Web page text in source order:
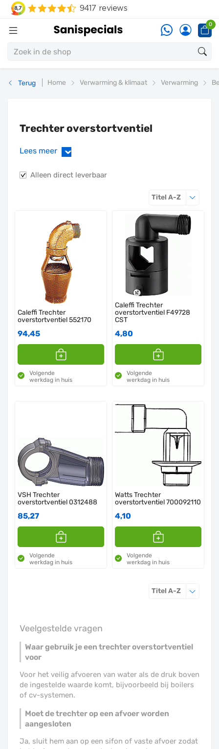
0
Terug Home Verwarming & klimaat Verwarming
Trechter overstortventiel
Lees meer ›
Alleen direct leverbaar
Titel A-ZSorteren op
Caleffi Trechter
overstortventiel 552170
94,45
Volgende
werkdag in huis
Caleffi Trechter
overstortventiel F49728
CST
4,80
Volgende
werkdag in huis
VSH Trechter
overstortventiel 0312488
85,27
Volgende
werkdag in huis
Watts Trechter
overstortventiel 700092110
4,10
Volgende
werkdag in huis
Titel A-ZSorteren op
Veelgestelde vragen
Waar gebruik je een trechter overstortventiel
voor
Voor het veilig afvoeren van water als de druk boven
de ingestelde waarde komt, bijvoorbeeld bij boilers
of cv-systemen.
Moet de trechter op een afvoer worden
aangesloten
Ja, sluit hem aan op een sifon of vaste afvoer zodat